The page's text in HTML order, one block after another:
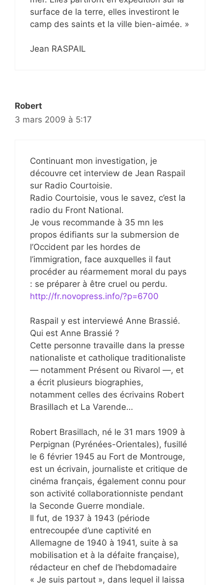
surface de la terre, elles investiront le
camp des saints et la ville bien-aimée. »
Jean RASPAIL
Robert
3 mars 2009 à 5:17
Continuant mon investigation, je
découvre cet interview de Jean Raspail
sur Radio Courtoisie.
Radio Courtoisie, vous le savez, c’est la
radio du Front National.
Je vous recommande à 35 mn les
propos édifiants sur la submersion de
l’Occident par les hordes de
l’immigration, face auxquelles il faut
procéder au réarmement moral du pays
: se préparer à être cruel ou perdu.
http://fr.novopress.info/?p=6700
Raspail y est interviewé Anne Brassié.
Qui est Anne Brassié ?
Cette personne travaille dans la presse
nationaliste et catholique traditionaliste
— notamment Présent ou Rivarol —, et
a écrit plusieurs biographies,
notamment celles des écrivains Robert
Brasillach et La Varende…
Robert Brasillach, né le 31 mars 1909 à
Perpignan (Pyrénées-Orientales), fusillé
le 6 février 1945 au Fort de Montrouge,
est un écrivain, journaliste et critique de
cinéma français, également connu pour
son activité collaborationniste pendant
la Seconde Guerre mondiale.
Il fut, de 1937 à 1943 (période
entrecoupée d’une captivité en
Allemagne de 1940 à 1941, suite à sa
mobilisation et à la défaite française),
rédacteur en chef de l’hebdomadaire
« Je suis partout », dans lequel il laissa